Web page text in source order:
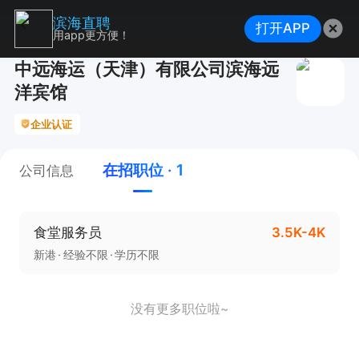
中远海运（天津）有限公司滨海远
洋宾馆
企业认证
公司信息 在招职位 · 1
食堂服务员 3.5K-4K
新港 经验不限 学历不限
没有更多职位啦~
滨海直聘
用app更方便！ 打开APP